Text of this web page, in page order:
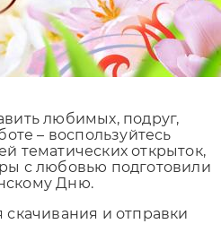
любимых, подруг,
– воспользуйтесь
тематических открыток,
с любовью подготовили
Дню.
и отправки